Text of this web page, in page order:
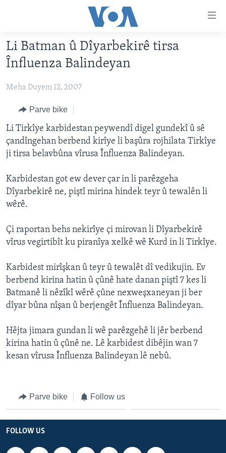
Yekser
here
naveroka
Yekser
serekî
Yekser
here
DESTPÊK
VÎDYO GALERÎ
FOTO GALERÎ
RADYO
HEVPEYVÎN
HERÊMÊN KURDAN
AMERÎKA
TIRKÎYE
SÛRÎYE
ÎRAN
ROJHILATA NAVÎN
ÇAND Û HUNER
SORANÎ
Learning English
FOLLOW US
Li Batman û Dîyarbekirê tirsa
Înfluenza Balindeyan
Meha Duyem 12, 2007
Parve bike
Li Tirkîye karbidestan peywendî digel gundekî û sê
çandîngehan berbend kirîye li başûra rojhilata Tirkîye
ji tirsa belavbûna vîrusa Înfluenza Balindeyan.
Karbidestan got ew dever çar in li parêzgeha
Dîyarbekirê ne, piştî mirina hindek teyr û tewalên li
wêrê.
Çi raportan behs nekirîye çi mirovan li Dîyarbekirê
vîrus vegirtibît ku piranîya xelkê wê Kurd in li Tirkîye.
Karbidest mirîşkan û teyr û tewalêt dî vedikujin. Ev
berbend kirina hatin û çûnê hate danan piştî 7 kes li
Batmanê li nêzîkî wêrê çûne nexweşxaneyan ji ber
dîyar bûna nîşan û berjengêt Înfluenza Balindeyan.
Hêjta jimara gundan li wê parêzgehê li jêr berbend
kirina hatin û çûnê ne. Lê karbidest dibêjin wan 7
kesan vîrusa Înfluenza Balindeyan lê nebû.
Parve bike Follow us
FOLLOW US